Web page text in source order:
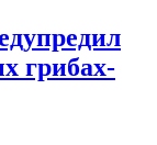
грибах-